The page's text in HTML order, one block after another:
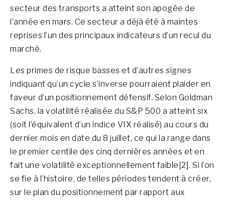
secteur des transports a atteint son apogée de
l’année en mars. Ce secteur a déjà été à maintes
reprises l’un des principaux indicateurs d’un recul du
marché.
Les primes de risque basses et d’autres signes
indiquant qu’un cycle s’inverse pourraient plaider en
faveur d’un positionnement défensif. Selon Goldman
Sachs, la volatilité réalisée du S&P 500 a atteint six
(soit l’équivalent d’un indice VIX réalisé) au cours du
dernier mois en date du 8 juillet, ce qui la range dans
le premier centile des cinq dernières années et en
fait une volatilité exceptionnellement faible[2]. Si l’on
se fie à l’histoire, de telles périodes tendent à créer,
sur le plan du positionnement par rapport aux